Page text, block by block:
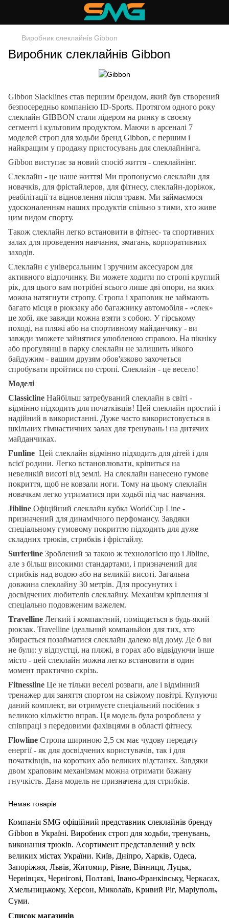
Виробник слеклайнів Gibbon
Виробник слеклайнів Gibbon
Gibbon Slacklines став першим брендом, який був створений
безпосередньо компанією ID-Sports. Протягом одного року
слеклайн GIBBON стали лідером на ринку в своєму
сегменті і культовим продуктом. Маючи в арсеналі 7
моделей строп для ходьби бренд Gibbon, є першим і
найкращим у продажу пристосувань для слеклайнінга.
Gibbon виступає за новий спосіб життя - слеклайнінг.
Слеклайн - це наше життя! Ми пропонуємо слеклайн для
новачків, для фрістайлеров, для фітнесу, слеклайн-доріжок,
реабілітації та відновлення після травм. Ми займаємося
удосконаленням наших продуктів спільно з тими, хто живе
цим видом спорту.
Також слеклайн легко встановити в фітнес- та спортивних
залах для проведення навчання, змагань, корпоративних
заходів.
Слеклайн є універсальним і зручним аксесуаром для
активного відпочинку. Ви можете ходити по стропі круглий
рік, для цього вам потрібні всього лише дві опори, на яких
можна натягнути стропу. Стропа і храповик не займають
багато місця в рюкзаку або багажнику автомобіля - «слек»
це хобі, яке завжди можна взяти з собою. У гірському
поході, на пляжі або на спортивному майданчику - ви
завжди зможете зайнятися улюбленою справою. На пікніку
або прогулянці в парку слеклайн не залишить нікого
байдужим - вашим друзям обов'язково захочеться
спробувати пройтися по стропі. Слеклайн - це весело!
Моделі
Classicline Найбільш затребуваний слеклайн в світі -
відмінно підходить для початківців! Цей слеклайн простий і
надійний в використанні. Дуже часто використовується в
шкільних гімнастичних залах для тренувань і на дитячих
майданчиках.
Funline Цей слеклайн відмінно підходить для дітей і для
всієї родини. Легко встановлювати, кріпиться на
невеликій висоті від землі. На слеклайн нанесено гумове
покриття, щоб не ковзали ноги. Тому на цьому слеклайн
новачкам легко утриматися при ходьбі під час навчання.
Jibline Офіційний слеклайн кубка WorldCup Line -
призначений для динамічного перфомансу. Завдяки
спеціальному гумовому покриттю підходить для дуже
складних трюків, стрибків і фрістайлу.
Surferline Зроблений за такою ж технологією що і Jibline,
але з більш високими стандартами, і призначений для
стрибків над водою або на великій висоті. Загальна
довжина слеклайну 30 метрів. Для просунутих і
досвідчених любителів слеклайну. Механізм кріплення зі
спеціально подовженим важелем.
Travelline Легкий і компактний, поміщається в будь-який
рюкзак. Travelline ідеальний компаньйон для тих, хто
збирається позайматися слеклайн далеко від дому. Де б ви
не були: у відпустці, на пляжі, в горах або відвідуючи інше
місто - цей слеклайн можна легко встановити в один
момент практично скрізь.
Fitnessline Це не тільки веселі розваги, але і відмінний
тренажер для заняття спортом на свіжому повітрі. Купуючи
даний комплект, ви отримуєте спеціальний посібник з
великою кількістю вправ. Ця модель була розроблена у
співпраці з передовими фахівцями в області фітнесу.
Flowline Стропа шириною 2,5 см має чудову передачу
енергії - як для досвідчених користувачів, так і для
початківців, на коротких або великих відстанях. Завдяки
двом храповим механізмам можна отримати бажану
гнучкість. Дана модель не призначена для стрибків.
Немає товарів
Компанія SMG офіційний представник слеклайнів бренду
Gibbon в Україні. Виробник строп для ходьби, тренувань,
виконання трюків. Асортимент представлений у всіх
великих містах України. Київ, Дніпро, Харків, Одеса,
Запоріжжя, Львів, Житомир, Рівне, Вінниця, Луцьк,
Чернівцях, Чернігові, Полтаві, Івано-Франківську, Черкасах,
Хмельницькому, Херсон, Миколаїв, Кривий Ріг, Маріуполь,
Суми.
Список магазинів